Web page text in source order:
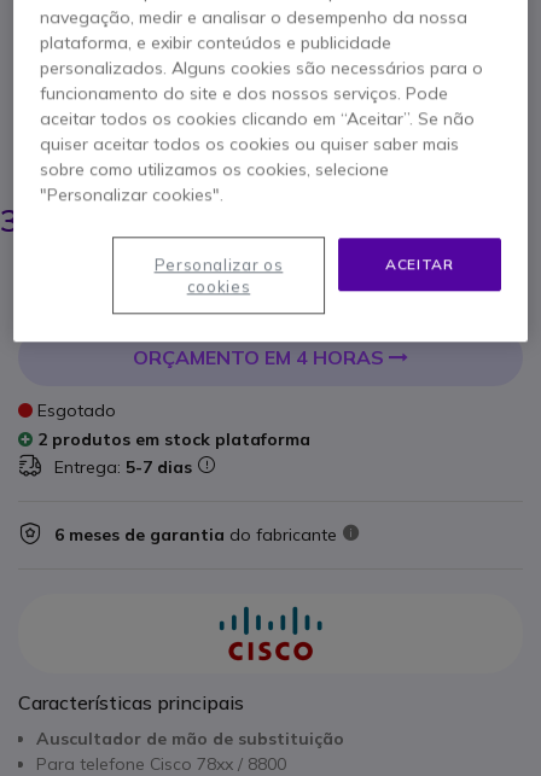
Referência produto: CICOMB // Referência de fabricante: CP-DX-HS=
Auscultador de substituição para telefone Cisco
78xx / 8800
5 de 1 Avaliações
POUPE 30,00 €
69,95 €
39,95 €
ADICIONAR AO CARRINHO
ORÇAMENTO EM 4 HORAS
Esgotado
2 produtos em stock plataforma
Entrega: 5-7 dias
6 meses de garantia do fabricante
Características principais
Auscultador de mão de substituição
Para telefone Cisco 78xx / 8800
navegação, medir e analisar o desempenho da nossa
plataforma, e exibir conteúdos e publicidade
personalizados. Alguns cookies são necessários para o
funcionamento do site e dos nossos serviços. Pode
aceitar todos os cookies clicando em “Aceitar”. Se não
quiser aceitar todos os cookies ou quiser saber mais
sobre como utilizamos os cookies, selecione
"Personalizar cookies".
ACEITAR
Personalizar os
cookies